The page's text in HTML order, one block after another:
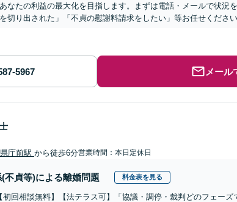
あなたの利益の最大化を目指します。まずは電話・メールで状況
切り出された」「不貞の慰謝料請求をしたい」等お任せくださ
メール
県庁前駅 から徒歩6分営業時間：本日定休日
不貞等)による離婚問題 料金表を見る
初回相談無料】【法テラス可】「協議・調停・裁判どのフェーズ